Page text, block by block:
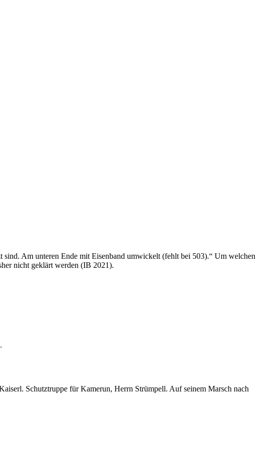
Am unteren Ende mit Eisenband umwickelt (fehlt bei 503).“ Um welchen
nicht geklärt werden (IB 2021).
Schutztruppe für Kamerun, Herrn Strümpell. Auf seinem Marsch nach